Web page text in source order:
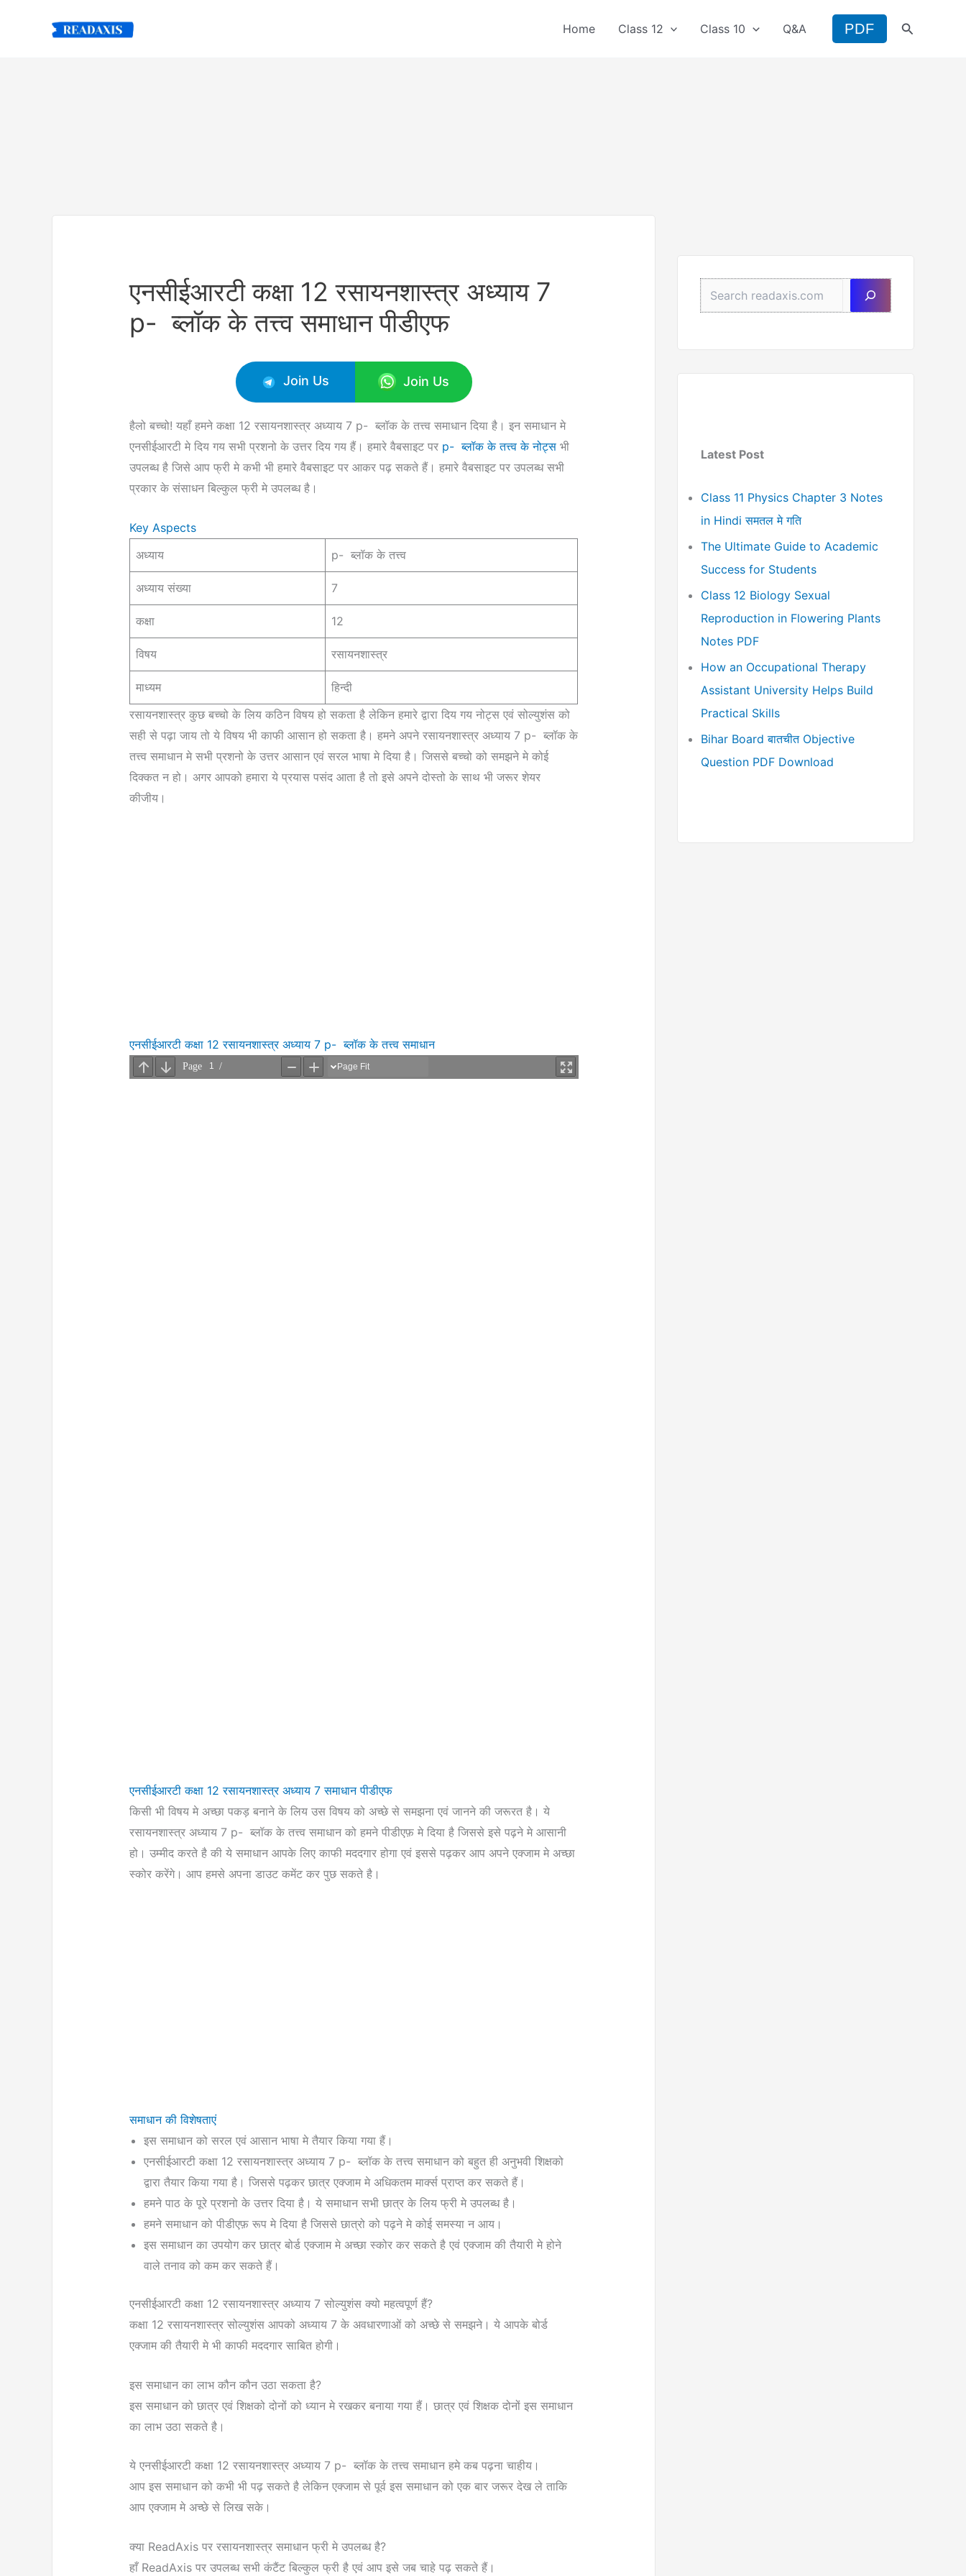
Home Class 12 Class 10 Q&A PDF Search
एनसीईआरटी कक्षा 12 रसायनशास्त्र अध्याय 7
p- ब्लॉक के तत्त्व समाधान पीडीएफ
Join Us Join Us
हैलो बच्चो! यहाँ हमने कक्षा 12 रसायनशास्त्र अध्याय 7 p- ब्लॉक के तत्त्व समाधान दिया है। इन समाधान मे
एनसीईआरटी मे दिय गय सभी प्रशनो के उत्तर दिय गय हैं। हमारे वैबसाइट पर p- ब्लॉक के तत्त्व के नोट्सभी
उपलब्ध है जिसे आप फ्री मे कभी भी हमारे वैबसाइट पर आकर पढ़ सकते हैं। हमारे वैबसाइट पर उपलब्ध सभी
प्रकार के संसाधन बिल्कुल फ्री मे उपलब्ध है।
Key Aspects
अध्याय
p- ब्लॉक के तत्त्व
अध्याय संख्या 7
कक्षा 12
विषय रसायनशास्त्र
माध्यम
हिन्दी
रसायनशास्त्र कुछ बच्चो के लिय कठिन विषय हो सकता है लेकिन हमारे द्वारा दिय गय नोट्स एवं सोल्युशंस को
सही से पढ़ा जाय तो ये विषय भी काफी आसान हो सकता है। हमने अपने रसायनशास्त्र अध्याय 7 p- ब्लॉक के
तत्त्व समाधान मे सभी प्रशनो के उत्तर आसान एवं सरल भाषा मे दिया है। जिससे बच्चो को समझने मे कोई
दिक्कत न हो। अगर आपको हमारा ये प्रयास पसंद आता है तो इसे अपने दोस्तो के साथ भी जरूर शेयर
कीजीय।
एनसीईआरटी कक्षा 12 रसायनशास्त्र अध्याय 7 p- ब्लॉक के तत्त्व समाधान
एनसीईआरटी कक्षा 12 रसायनशास्त्र अध्याय 7 समाधान पीडीएफ
किसी भी विषय मे अच्छा पकड़ बनाने के लिय उस विषय को अच्छे से समझना एवं जानने की जरूरत है। ये
रसायनशास्त्र अध्याय 7 p- ब्लॉक के तत्त्व समाधान को हमने पीडीएफ़ मे दिया है जिससे इसे पढ़ने मे आसानी
हो। उम्मीद करते है की ये समाधान आपके लिए काफी मददगार होगा एवं इससे पढ़कर आप अपने एक्जाम मे अच्छा
स्कोर करेंगे। आप हमसे अपना डाउट कमेंट कर पुछ सकते है।
समाधान की विशेषताएं
इस समाधान को सरल एवं आसान भाषा मे तैयार किया गया हैं।
एनसीईआरटी कक्षा 12 रसायनशास्त्र अध्याय 7 p- ब्लॉक के तत्त्व समाधान को बहुत ही अनुभवी शिक्षको
द्वारा तैयार किया गया है। जिससे पढ़कर छात्र एक्जाम मे अधिकतम मार्क्स प्राप्त कर सकते हैं।
हमने पाठ के पूरे प्रशनो के उत्तर दिया है। ये समाधान सभी छात्र के लिय फ्री मे उपलब्ध है।
हमने समाधान को पीडीएफ़ रूप मे दिया है जिससे छात्रो को पढ़ने मे कोई समस्या न आय।
इस समाधान का उपयोग कर छात्र बोर्ड एक्जाम मे अच्छा स्कोर कर सकते है एवं एक्जाम की तैयारी मे होने
वाले तनाव को कम कर सकते हैं।
एनसीईआरटी कक्षा 12 रसायनशास्त्र अध्याय 7 सोल्युशंस क्यो महत्वपूर्ण हैं?
कक्षा 12 रसायनशास्त्र सोल्युशंस आपको अध्याय 7 के अवधारणाओं को अच्छे से समझने। ये आपके बोर्ड
एक्जाम की तैयारी मे भी काफी मददगार साबित होगी।
इस समाधान का लाभ कौन कौन उठा सकता है?
इस समाधान को छात्र एवं शिक्षको दोनों को ध्यान मे रखकर बनाया गया हैं। छात्र एवं शिक्षक दोनों इस समाधान
का लाभ उठा सकते है।
ये एनसीईआरटी कक्षा 12 रसायनशास्त्र अध्याय 7 p- ब्लॉक के तत्त्व समाधान हमे कब पढ़ना चाहीय।
आप इस समाधान को कभी भी पढ़ सकते है लेकिन एक्जाम से पूर्व इस समाधान को एक बार जरूर देख ले ताकि
आप एक्जाम मे अच्छे से लिख सके।
क्या ReadAxis पर रसायनशास्त्र समाधान फ्री मे उपलब्ध है?
हाँ ReadAxis पर उपलब्ध सभी कंटैंट बिल्कुल फ्री है एवं आप इसे जब चाहे पढ़ सकते हैं।
Latest Post
Class 11 Physics Chapter 3 Notes
in Hindi समतल मे गति
The Ultimate Guide to Academic
Success for Students
Class 12 Biology Sexual
Reproduction in Flowering Plants
Notes PDF
How an Occupational Therapy
Assistant University Helps Build
Practical Skills
Bihar Board बातचीत Objective
Question PDF Download